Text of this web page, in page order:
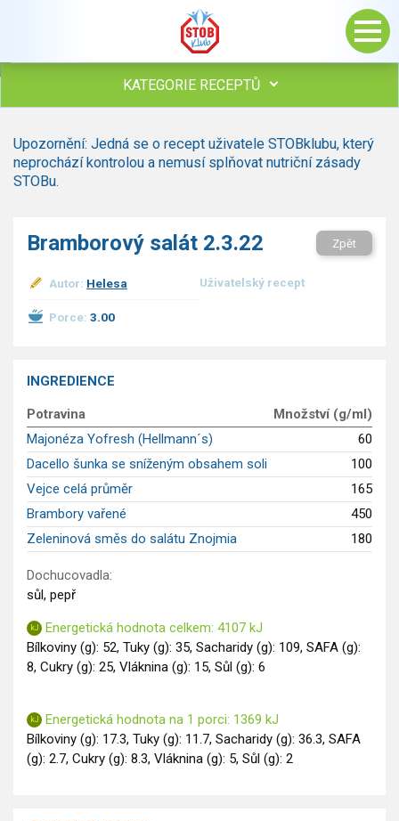
KATEGORIE RECEPTŮ
Polévky
Studená kuchyně
Bezmasé a zeleninové
Sladké pokrmy
Dezerty
Dětské recepty
GLP-1 recepty
Upozornění: Jedná se o recept uživatele STOBklubu, který
neprochází kontrolou a nemusí splňovat nutriční zásady
STOBu.
Bramborový salát 2.3.22 Zpět
Autor: Helesa Uživatelský recept
Porce: 3.00
INGREDIENCE
Potravina
Množství (g/ml)
Majonéza Yofresh (Hellmann´s)
60
Dacello šunka se sníženým obsahem soli
100
Vejce celá průměr
165
Brambory vařené
450
Zeleninová směs do salátu Znojmia
180
Dochucovadla:
sůl, pepř
Energetická hodnota celkem: 4107 kJ
Bílkoviny (g): 52, Tuky (g): 35, Sacharidy (g): 109, SAFA (g):
8, Cukry (g): 25, Vláknina (g): 15, Sůl (g): 6
Energetická hodnota na 1 porci: 1369 kJ
Bílkoviny (g): 17.3, Tuky (g): 11.7, Sacharidy (g): 36.3, SAFA
(g): 2.7, Cukry (g): 8.3, Vláknina (g): 5, Sůl (g): 2